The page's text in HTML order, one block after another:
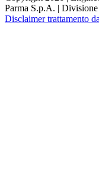
Parma S.p.A. |
Disclaimer trattamento